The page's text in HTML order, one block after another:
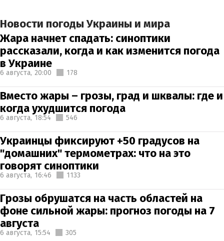
Новости погоды Украины и мира
Жара начнет спадать: синоптики
рассказали, когда и как изменится погода
в Украине
6 августа, 20:00 178
Вместо жары – грозы, град и шквалы: где и
когда ухудшится погода
6 августа, 18:54 546
Украинцы фиксируют +50 градусов на
"домашних" термометрах: что на это
говорят синоптики
6 августа, 16:46 1133
Грозы обрушатся на часть областей на
фоне сильной жары: прогноз погоды на 7
августа
6 августа, 15:54 305